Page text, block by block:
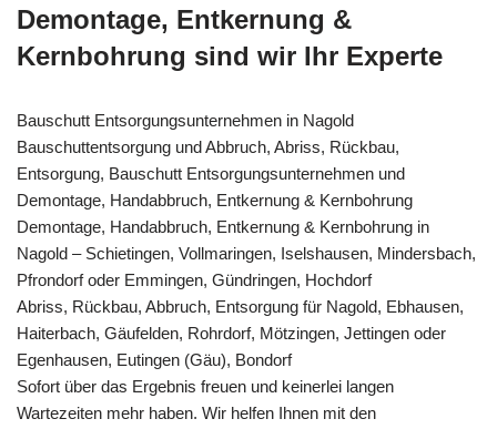
Demontage, Entkernung &
Kernbohrung sind wir Ihr Experte
Bauschutt Entsorgungsunternehmen in Nagold
Bauschuttentsorgung und Abbruch, Abriss, Rückbau,
Entsorgung, Bauschutt Entsorgungsunternehmen und
Demontage, Handabbruch, Entkernung & Kernbohrung
Demontage, Handabbruch, Entkernung & Kernbohrung in
Nagold – Schietingen, Vollmaringen, Iselshausen, Mindersbach,
Pfrondorf oder Emmingen, Gündringen, Hochdorf
Abriss, Rückbau, Abbruch, Entsorgung für Nagold, Ebhausen,
Haiterbach, Gäufelden, Rohrdorf, Mötzingen, Jettingen oder
Egenhausen, Eutingen (Gäu), Bondorf
Sofort über das Ergebnis freuen und keinerlei langen
Wartezeiten mehr haben. Wir helfen Ihnen mit den